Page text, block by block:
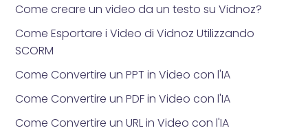
Come creare un video da un testo su Vidnoz?
Come Esportare i Video di Vidnoz Utilizzando
SCORM
Come Convertire un PPT in Video con l'IA
Come Convertire un PDF in Video con l'IA
Come Convertire un URL in Video con l'IA